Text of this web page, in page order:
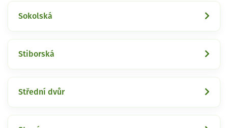
Sokolská
Stiborská
Střední dvůr